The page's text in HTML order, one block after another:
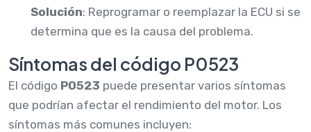
Solución: Reprogramar o reemplazar la ECU si se
determina que es la causa del problema.
Síntomas del código P0523
El código P0523 puede presentar varios síntomas
que podrían afectar el rendimiento del motor. Los
síntomas más comunes incluyen: